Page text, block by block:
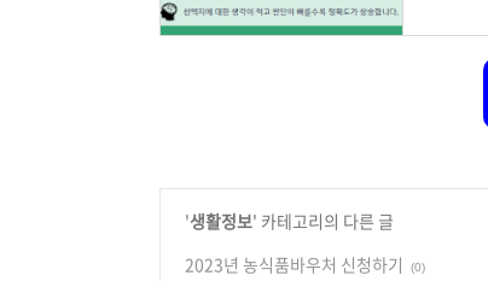
'생활정보' 카테고리의 다른 글
2023년 농식품바우처 신청하기
(0)